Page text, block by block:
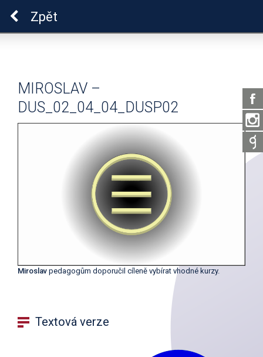
Zpět
MIROSLAV –
DUS_02_04_04_DUSP02
Miroslav pedagogům doporučil cíleně vybírat vhodné kurzy.
Textová verze